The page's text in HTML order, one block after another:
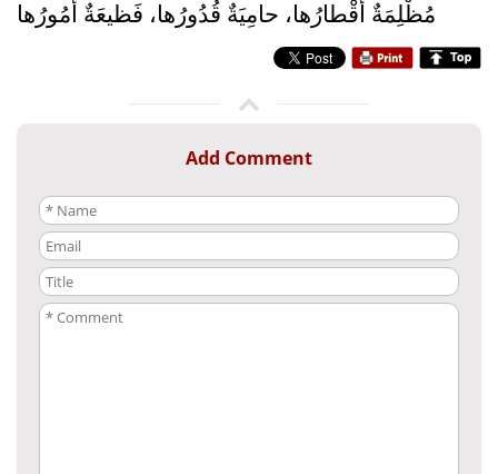
مُظْلِمَةٌ أقْطارُها، حامِيَةٌ قُدُورُها، فَظيعَةٌ أُمُورُها
Add Comment